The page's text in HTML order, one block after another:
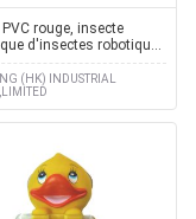
PVC rouge, insecte
d'insectes robotiques
joue
(HK) INDUSTRIAL